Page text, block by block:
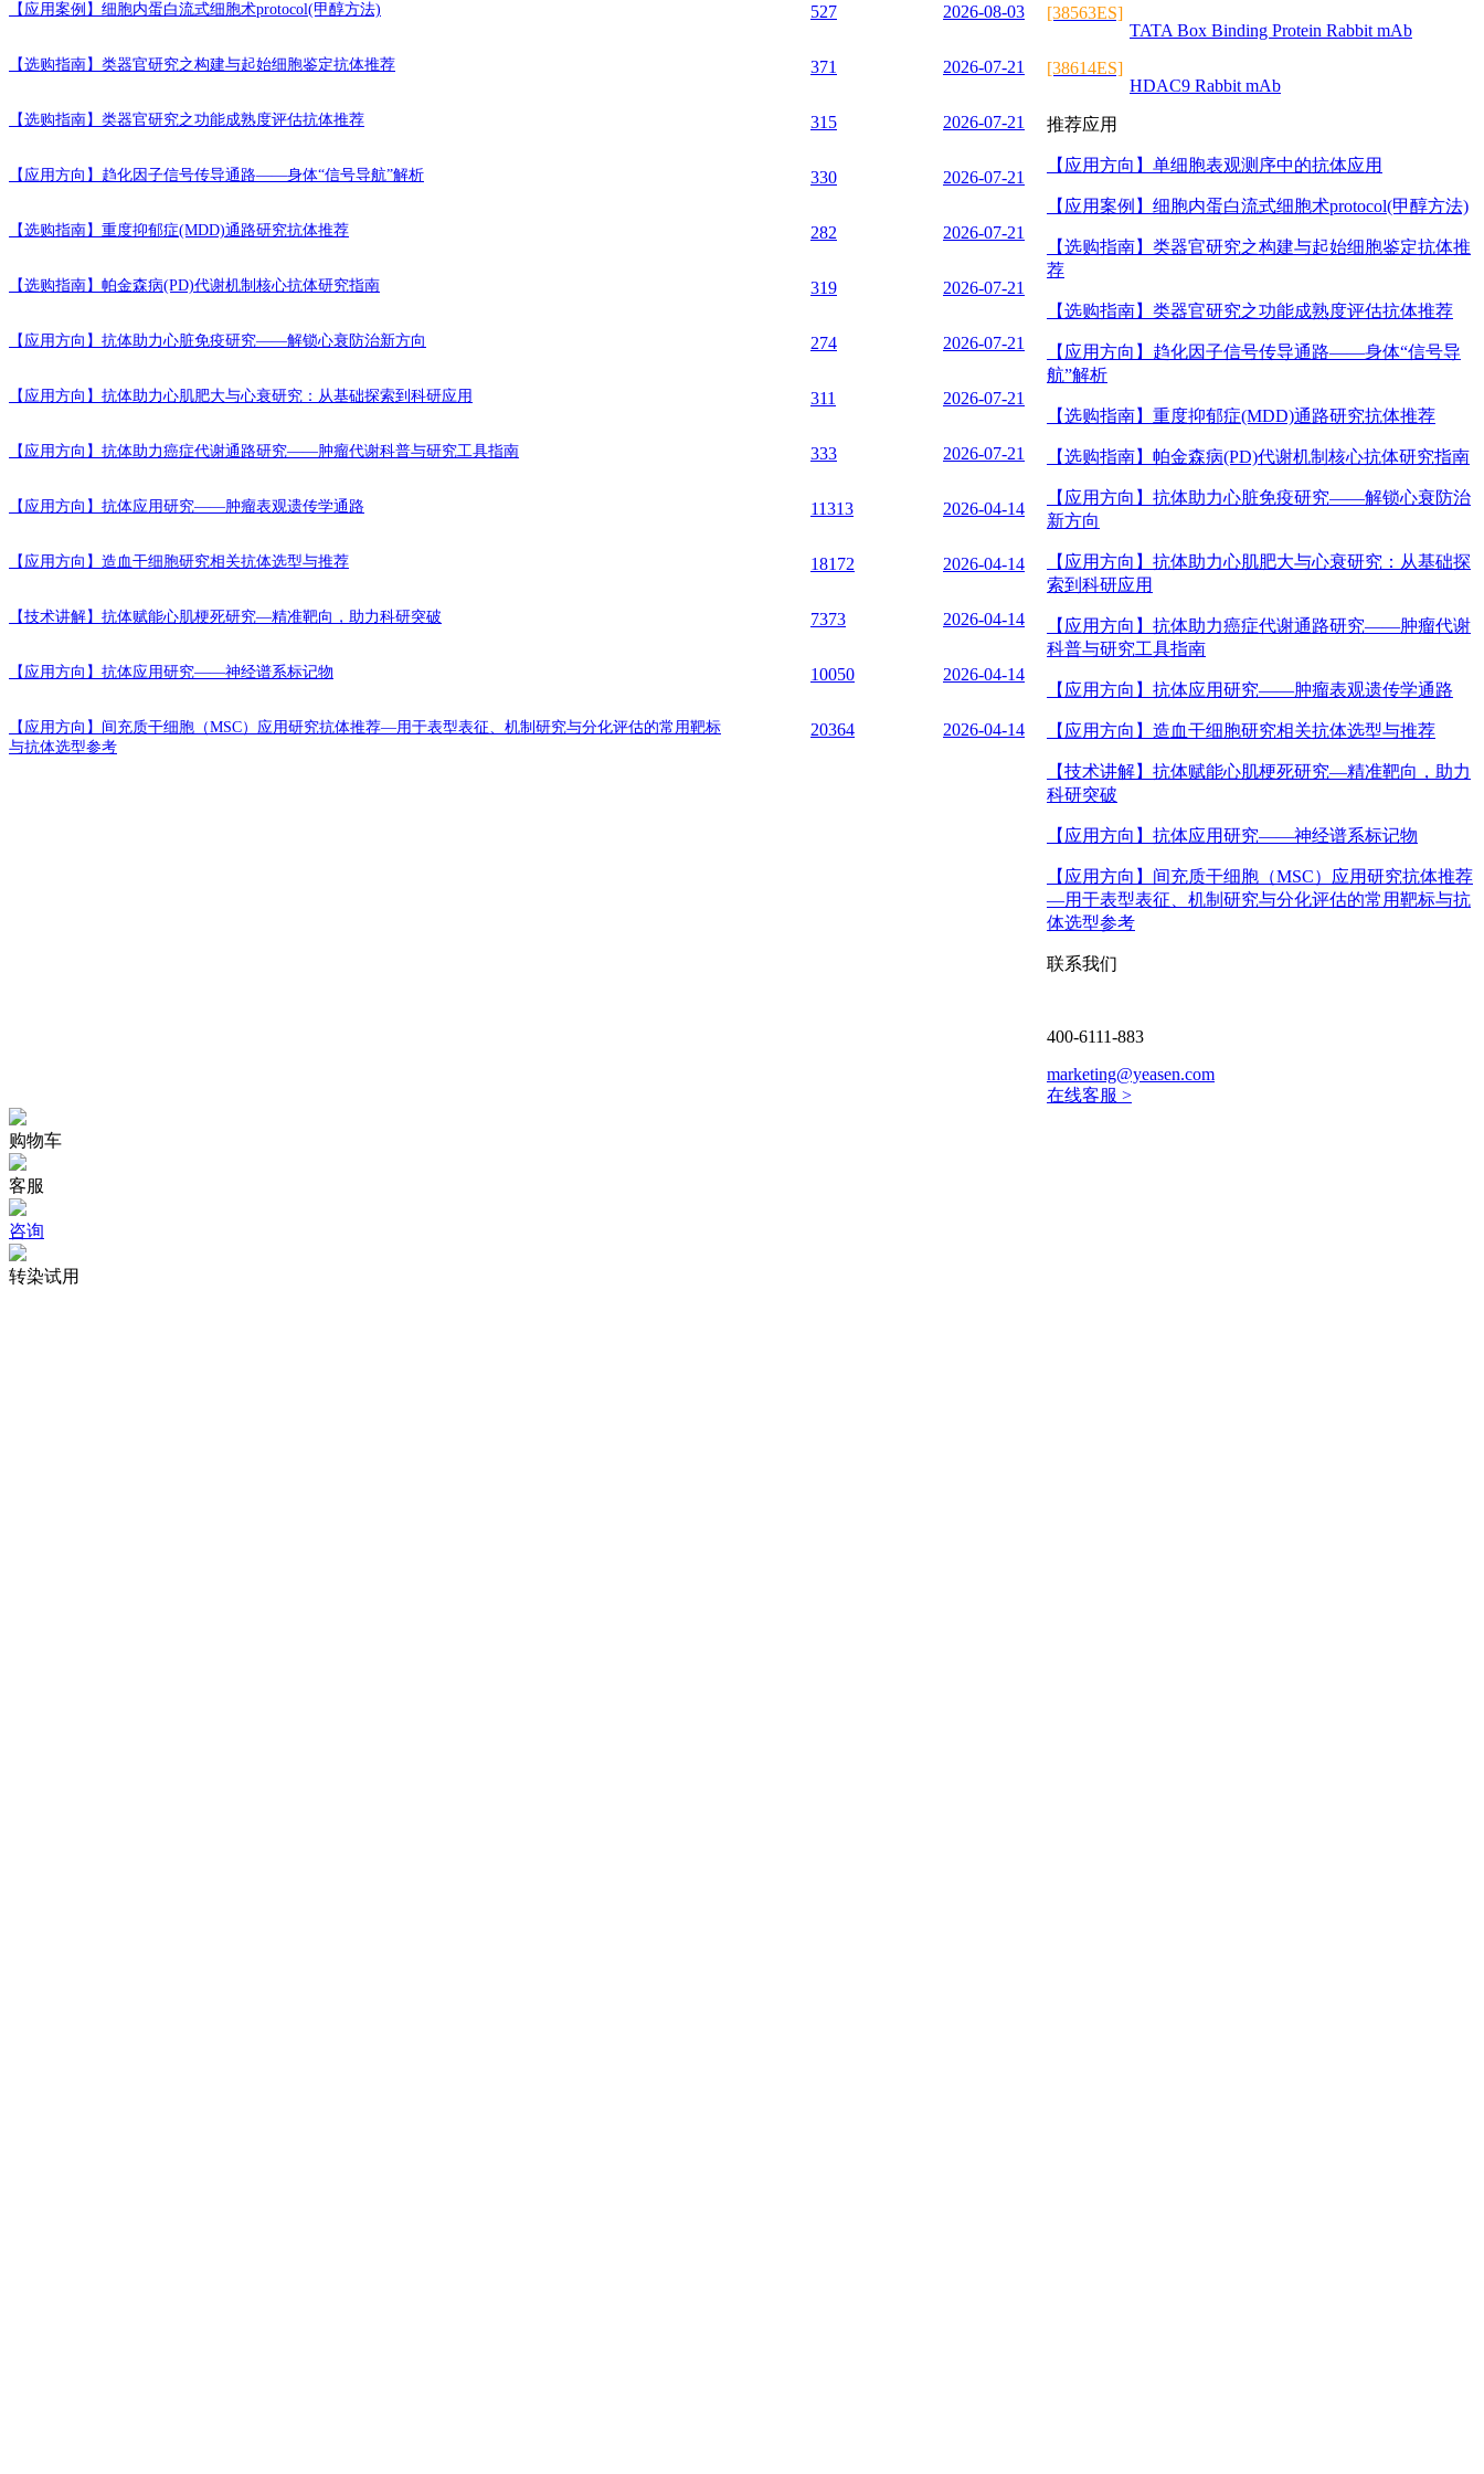
【应用案例】 细胞内蛋白流式细胞术protocol(甲醇方法) 527 2026-08-03
【选购指南】 类器官研究之构建与起始细胞鉴定抗体推荐 371 2026-07-21
【选购指南】 类器官研究之功能成熟度评估抗体推荐 315 2026-07-21
【应用方向】 趋化因子信号传导通路——身体“信号导航”解析 330 2026-07-21
【选购指南】 重度抑郁症(MDD)通路研究抗体推荐 282 2026-07-21
【选购指南】 帕金森病(PD)代谢机制核心抗体研究指南 319 2026-07-21
【应用方向】 抗体助力心脏免疫研究——解锁心衰防治新方向 274 2026-07-21
【应用方向】 抗体助力心肌肥大与心衰研究：从基础探索到科研应用 311 2026-07-21
【应用方向】 抗体助力癌症代谢通路研究——肿瘤代谢科普与研究工具指南 333 2026-07-21
【应用方向】 抗体应用研究——肿瘤表观遗传学通路 11313 2026-04-14
【应用方向】 造血干细胞研究相关抗体选型与推荐 18172 2026-04-14
【技术讲解】 抗体赋能心肌梗死研究—精准靶向，助力科研突破 7373 2026-04-14
【应用方向】 抗体应用研究——神经谱系标记物 10050 2026-04-14
【应用方向】 间充质干细胞（MSC）应用研究抗体推荐—用于表型表征、机制研究与分化评估的常用靶标
与抗体选型参考
20364 2026-04-14
[38563ES]
TATA Box Binding Protein Rabbit mAb
[38614ES]
HDAC9 Rabbit mAb
推荐应用
【应用方向】 单细胞表观测序中的抗体应用
【应用案例】 细胞内蛋白流式细胞术protocol(甲醇方法)
【选购指南】 类器官研究之构建与起始细胞鉴定抗体推
荐
【选购指南】 类器官研究之功能成熟度评估抗体推荐
【应用方向】 趋化因子信号传导通路——身体“信号导
航”解析
【选购指南】 重度抑郁症(MDD)通路研究抗体推荐
【选购指南】 帕金森病(PD)代谢机制核心抗体研究指南
【应用方向】 抗体助力心脏免疫研究——解锁心衰防治
新方向
【应用方向】 抗体助力心肌肥大与心衰研究：从基础探
索到科研应用
【应用方向】 抗体助力癌症代谢通路研究——肿瘤代谢
科普与研究工具指南
【应用方向】 抗体应用研究——肿瘤表观遗传学通路
【应用方向】 造血干细胞研究相关抗体选型与推荐
【技术讲解】 抗体赋能心肌梗死研究—精准靶向，助力
科研突破
【应用方向】 抗体应用研究——神经谱系标记物
【应用方向】 间充质干细胞（MSC）应用研究抗体推荐
—用于表型表征、机制研究与分化评估的常用靶标与抗
体选型参考
联系我们
400-6111-883
marketing@yeasen.com
在线客服 >
购物车
客服
咨询
转染试用